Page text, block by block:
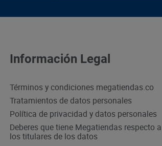
Información Legal
Términos y condiciones megatiendas.co
Tratamientos de datos personales
Política de privacidad y datos personales
Deberes que tiene Megatiendas respecto a
los titulares de los datos